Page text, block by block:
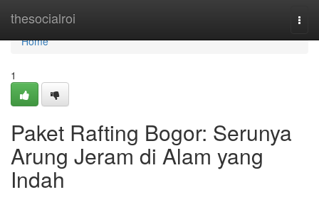
thesocialroi
Home
Home
1
Paket Rafting Bogor: Serunya
Arung Jeram di Alam yang
Indah